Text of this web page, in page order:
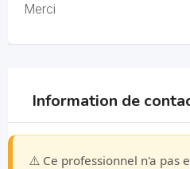
Merci
Information de
⚠️ Ce professionnel n'a pas